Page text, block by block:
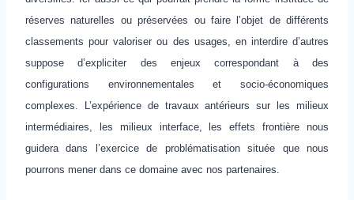
réserves naturelles ou préservées ou faire l’objet de différents
classements pour valoriser ou des usages, en interdire d’autres
suppose d’expliciter des enjeux correspondant à des
configurations environnementales et socio-économiques
complexes. L’expérience de travaux antérieurs sur les milieux
intermédiaires, les milieux interface, les effets frontière nous
guidera dans l’exercice de problématisation située que nous
pourrons mener dans ce domaine avec nos partenaires.